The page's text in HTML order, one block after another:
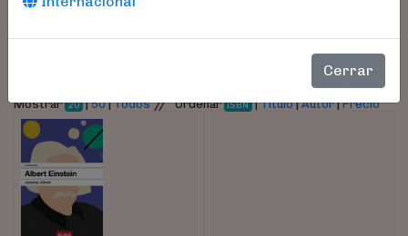
Cerrar
Mostrar 20 |50|Todos//Ordenar ISBN |Título|Autor|Precio